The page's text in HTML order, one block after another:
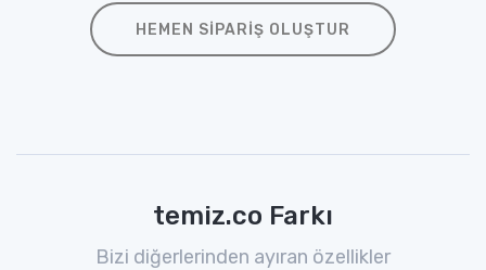
HEMEN SIPARIŞ OLUŞTUR
temiz.co Farkı
Bizi diğerlerinden ayıran özellikler